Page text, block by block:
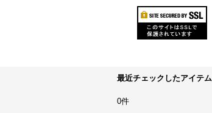
最近チェックしたアイテム
0件